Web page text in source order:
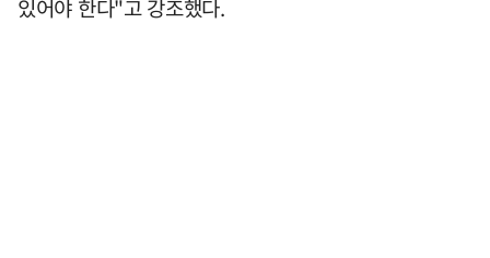
있어야 한다"고 강조했다.